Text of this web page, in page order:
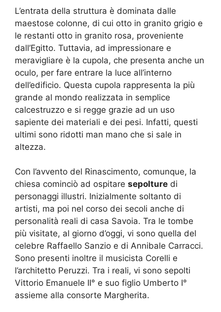
L’entrata della struttura è dominata dalle
maestose colonne, di cui otto in granito grigio e
le restanti otto in granito rosa, proveniente
dall’Egitto. Tuttavia, ad impressionare e
meravigliare è la cupola, che presenta anche un
oculo, per fare entrare la luce all’interno
dell’edificio. Questa cupola rappresenta la più
grande al mondo realizzata in semplice
calcestruzzo e si regge grazie ad un uso
sapiente dei materiali e dei pesi. Infatti, questi
ultimi sono ridotti man mano che si sale in
altezza.
Con l’avvento del Rinascimento, comunque, la
chiesa cominciò ad ospitare sepolture di
personaggi illustri. Inizialmente soltanto di
artisti, ma poi nel corso dei secoli anche di
personalità reali di casa Savoia. Tra le tombe
più visitate, al giorno d’oggi, vi sono quella del
celebre Raffaello Sanzio e di Annibale Carracci.
Sono presenti inoltre il musicista Corelli e
l’architetto Peruzzi. Tra i reali, vi sono sepolti
Vittorio Emanuele II° e suo figlio Umberto I°
assieme alla consorte Margherita.